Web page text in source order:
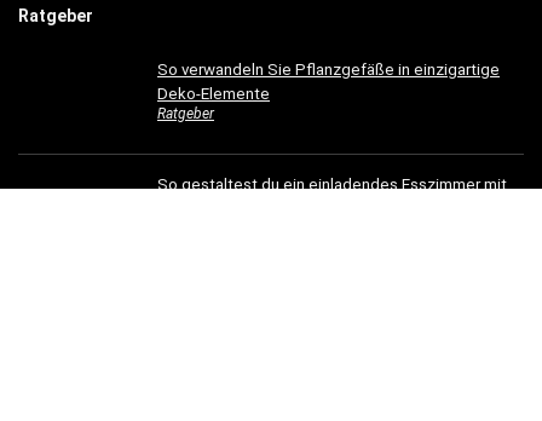
Ratgeber
So verwandeln Sie Pflanzgefäße in einzigartige
Deko-Elemente
Ratgeber
So gestaltest du ein einladendes Esszimmer mit